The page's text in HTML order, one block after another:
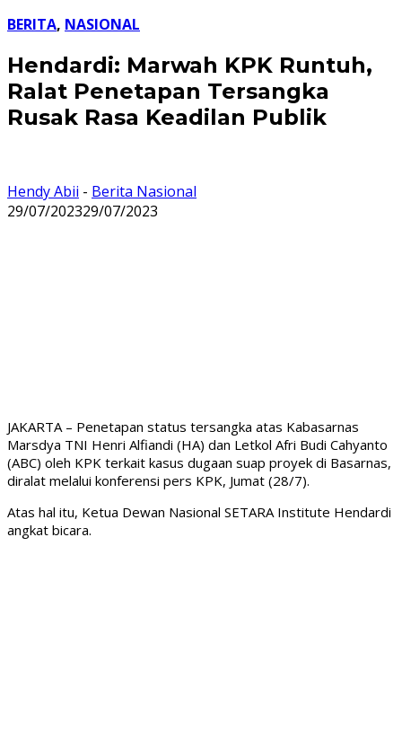
BERITA, NASIONAL
Hendardi: Marwah KPK Runtuh,
Ralat Penetapan Tersangka
Rusak Rasa Keadilan Publik
Hendy Abii - Berita Nasional
29/07/202329/07/2023
JAKARTA – Penetapan status tersangka atas Kabasarnas
Marsdya TNI Henri Alfiandi (HA) dan Letkol Afri Budi Cahyanto
(ABC) oleh KPK terkait kasus dugaan suap proyek di Basarnas,
diralat melalui konferensi pers KPK, Jumat (28/7).
Atas hal itu, Ketua Dewan Nasional SETARA Institute Hendardi
angkat bicara.